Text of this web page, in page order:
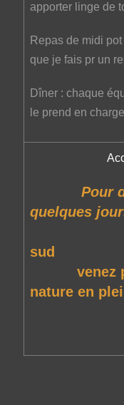
apporter linge de
Repas de midi
que je fais pr un
Dîner : chaque
le prend en
Pour de
quelques
sud
venez
nature en